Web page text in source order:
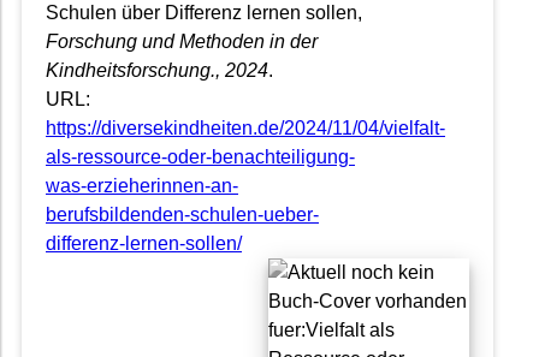
Schulen über Differenz lernen sollen,
Forschung und Methoden in der
Kindheitsforschung., 2024.
URL:
https://diversekindheiten.de/2024/11/04/vielfalt-
als-ressource-oder-benachteiligung-
was-erzieherinnen-an-
berufsbildenden-schulen-ueber-
differenz-lernen-sollen/